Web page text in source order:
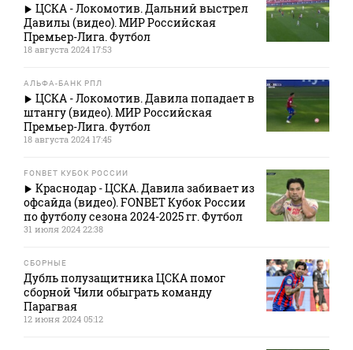
ЦСКА - Локомотив. Дальний выстрел
Давилы (видео). МИР Российская
Премьер-Лига. Футбол
18 августа 2024 17:53
АЛЬФА-БАНК РПЛ
ЦСКА - Локомотив. Давила попадает в
штангу (видео). МИР Российская
Премьер-Лига. Футбол
18 августа 2024 17:45
FONBET КУБОК РОССИИ
Краснодар - ЦСКА. Давила забивает из
офсайда (видео). FONBET Кубок России
по футболу сезона 2024-2025 гг. Футбол
31 июля 2024 22:38
СБОРНЫЕ
Дубль полузащитника ЦСКА помог
сборной Чили обыграть команду
Парагвая
12 июня 2024 05:12